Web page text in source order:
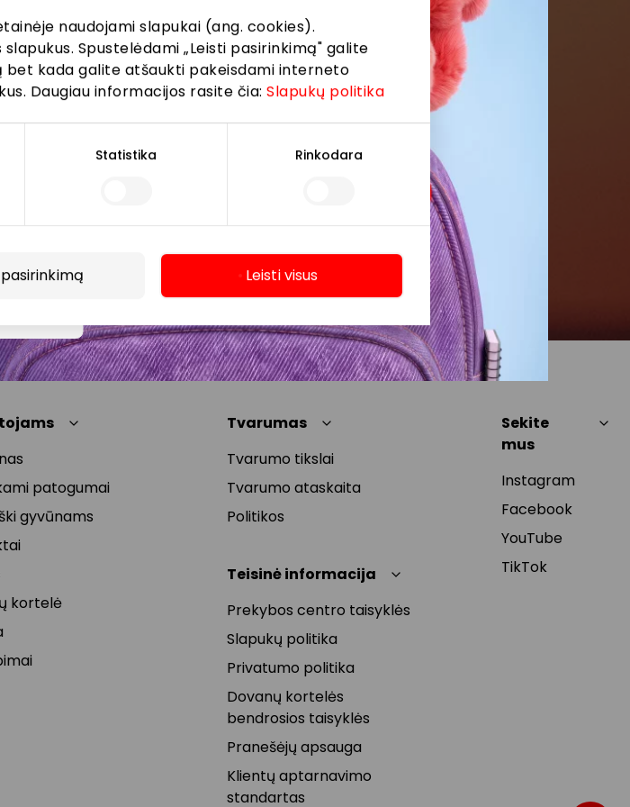
naudojami slapukai (ang. cookies).
Spustelėdami „Leisti pasirinkimą" galite
bet kada galite atšaukti pakeisdami interneto
Daugiau informacijos rasite čia:Slapukų politika
Statistika Rinkodara
Leisti visus
sutinki gauti PPC
Dėl to AKROPOLIS GROUP,
patogumai
gyvūnams
kortelė
Tvarumas
Tvarumo tikslai
Tvarumo ataskaita
Politikos
Teisinė informacija
Prekybos centro taisyklės
Slapukų politika
Privatumo politika
Dovanų kortelės
bendrosios taisyklės
Pranešėjų apsauga
Klientų aptarnavimo
standartas
Sekite
mus
Instagram
Facebook
YouTube
TikTok